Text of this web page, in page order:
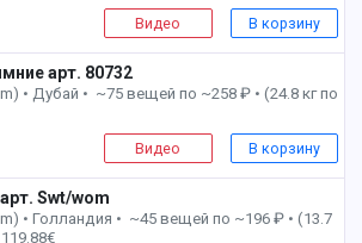
Видео В корзину
арт. 80732
• Дубай • ~75 вещей по ~258 ₽ • (24.8 кг по
Видео В корзину
Swt/wom
• Голландия • ~45 вещей по ~196 ₽ • (13.7